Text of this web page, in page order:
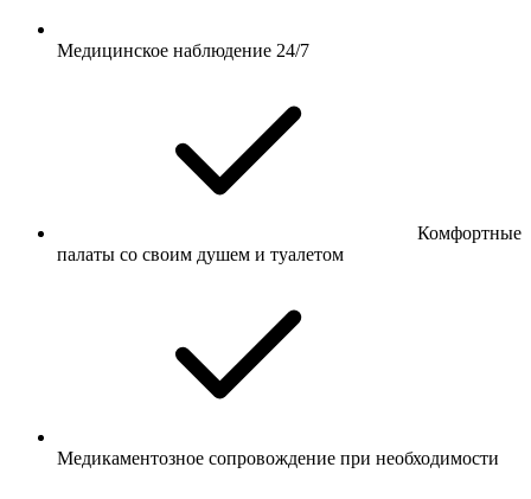
Медицинское наблюдение 24/7
Комфортные
палаты со своим душем и туалетом
Медикаментозное сопровождение при необходимости